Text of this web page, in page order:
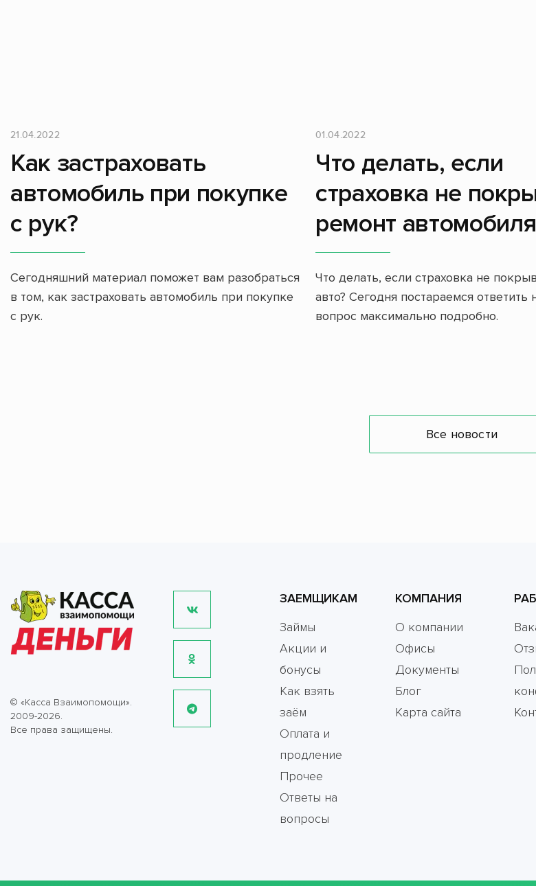
21.04.2022
Как застраховать
автомобиль при покупке
с рук?
Сегодняшний материал поможет вам разобраться
в том, как застраховать автомобиль при покупке
с рук.
01.04.2022
Что делать, если
страховка не
ремонт
Что делать, если страховка не
авто? Сегодня постараемся ответить
вопрос максимально подробно.
Все новости
© «Касса Взаимопомощи».
2009-2026.
Все права защищены.
ЗАЕМЩИКАМ
Займы
Акции и
бонусы
Как взять
заём
Оплата и
продление
Прочее
Ответы на
вопросы
КОМПАНИЯ
О компании
Офисы
Документы
Блог
Карта сайта